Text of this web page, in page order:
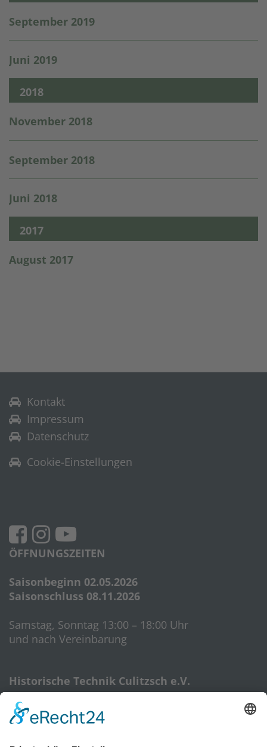
September 2019
Juni 2019
2018
November 2018
September 2018
Juni 2018
2017
August 2017
Kontakt
Impressum
Datenschutz
Cookie-Einstellungen
ÖFFNUNGSZEITEN
Saisonbeginn 02.05.2026
Saisonschluss 08.11.2026
Samstag, Sonntag 13:00 – 18:00 Uhr
und nach Vereinbarung
Historische Technik Culitzsch e.V.
08112 Wilkau-Haßlau‎